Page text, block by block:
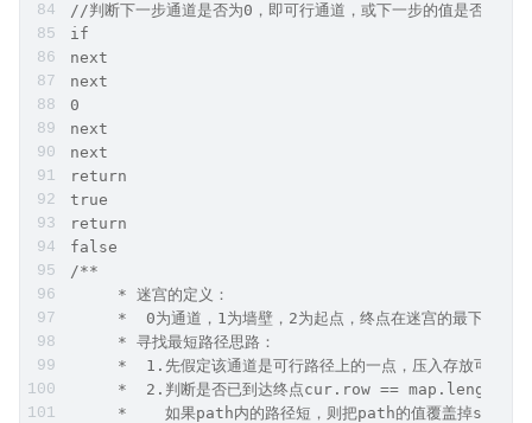
//判断下一步通道是否为0，即可行通道，或下一步的值是否大于
if
next
next
0
next
next
return
true
return
false
/**
     * 迷宫的定义：
*  0为通道，1为墙壁，2为起点，终点在迷宫的最下方的
     * 寻找最短路径思路：
*  1.先假定该通道是可行路径上的一点，压入存放可行路
*  2.判断是否已到达终点cur.row == map.length-1
*    如果path内的路径短，则把path的值覆盖掉